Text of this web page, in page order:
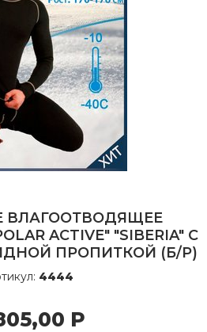
ВЛАГООТВОДЯЩЕЕ
ACTIVE" "SIBERIA" С
ПРОПИТКОЙ (Б/Р)
4444
Р